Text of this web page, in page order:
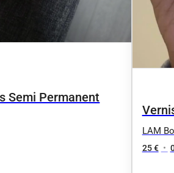
Semi Permanent
LAM
25 € •